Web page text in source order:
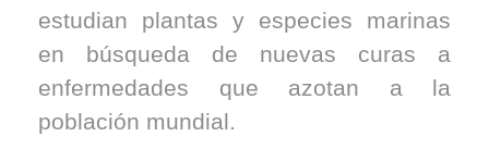
estudian plantas y especies marinas
en búsqueda de nuevas curas a
enfermedades que azotan a la
población mundial.